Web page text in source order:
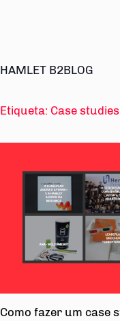
HAMLET B2BLOG
Etiqueta: Case studies
Como fazer um case